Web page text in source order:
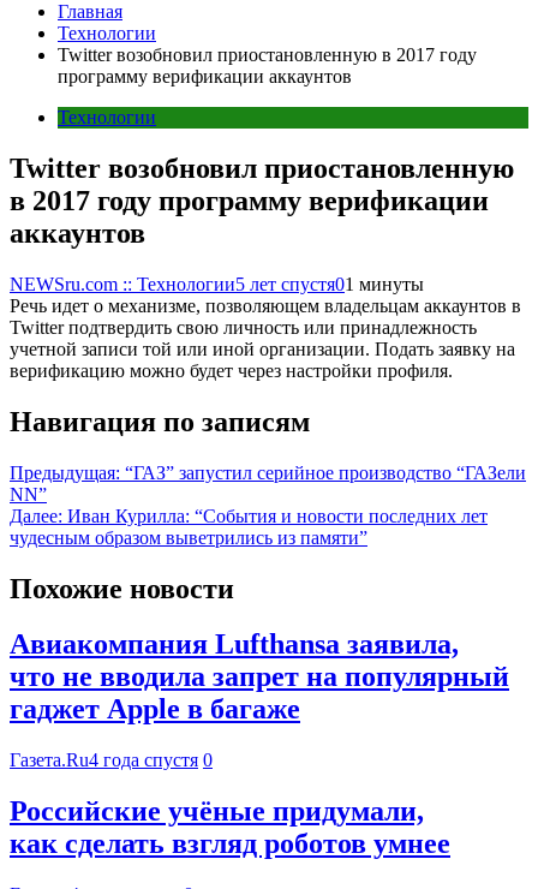
Главная
Технологии
Twitter возобновил приостановленную в 2017 году
программу верификации аккаунтов
Технологии
Twitter возобновил приостановленную
в 2017 году программу верификации
аккаунтов
NEWSru.com :: Технологии5 лет спустя01 минуты
Речь идет о механизме, позволяющем владельцам аккаунтов в
Twitter подтвердить свою личность или принадлежность
учетной записи той или иной организации. Подать заявку на
верификацию можно будет через настройки профиля.
Навигация по записям
Предыдущая: “ГАЗ” запустил серийное производство “ГАЗели
NN”
Далее: Иван Курилла: “События и новости последних лет
чудесным образом выветрились из памяти”
Похожие новости
Авиакомпания Lufthansa заявила,
что не вводила запрет на популярный
гаджет Apple в багаже
Газета.Ru4 года спустя 0
Российские учёные придумали,
как сделать взгляд роботов умнее